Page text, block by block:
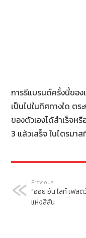
การรีแบรนด์ครั้งนี้ของ
เป็นไปในทิศทางใด ต
ของตัวเองได้สำเร็จห
3 แล้วเสร็จ ในไตรมา
Previous
“ฮอย อัน ไลท์ เฟส
แห่งสีสัน